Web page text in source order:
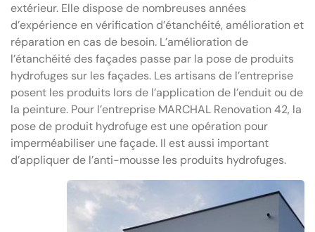
extérieur. Elle dispose de nombreuses années
d’expérience en vérification d’étanchéité, amélioration et
réparation en cas de besoin. L’amélioration de
l’étanchéité des façades passe par la pose de produits
hydrofuges sur les façades. Les artisans de l’entreprise
posent les produits lors de l’application de l’enduit ou de
la peinture. Pour l’entreprise MARCHAL Renovation 42, la
pose de produit hydrofuge est une opération pour
imperméabiliser une façade. Il est aussi important
d’appliquer de l’anti-mousse les produits hydrofuges.